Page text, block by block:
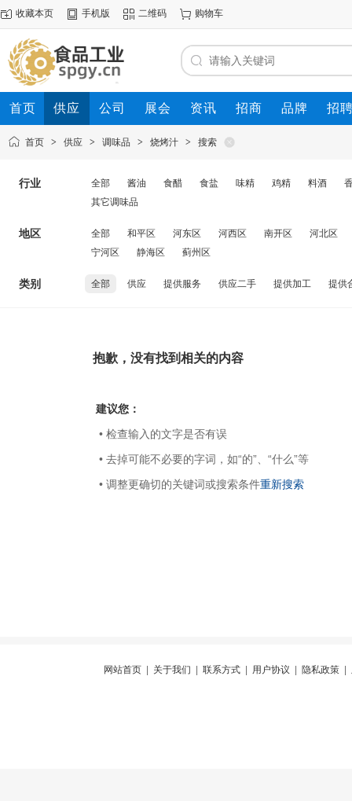
收藏本页 手机版 二维码 购物车
首页 供应 公司 展会 资讯 招商 品牌 招
首页 > 供应 > 调味品 > 烧烤汁 > 搜索
行业 全部 酱油 食醋 食盐 味精 鸡精 料酒
其它调味品
地区 全部 和平区 河东区 河西区 南开区
河北区
宁河区
静海区 蓟州区
类别 全部 供应 提供服务 供应二手 提供加工 提供
抱歉，没有找到相关的内容
建议您：
• 检查输入的文字是否有误
• 去掉可能不必要的字词，如“的”、“什么”等
• 调整更确切的关键词或搜索条件重新搜索
网站首页| 关于我们 联系方式| 用户协议 隐私政策|